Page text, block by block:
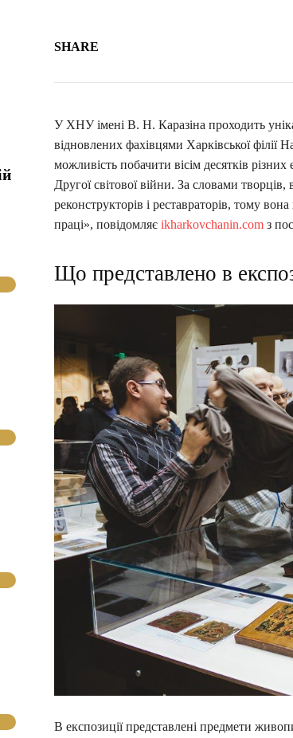
SHARE
У ХНУ імені В. Н. Каразіна проходить
відновлених фахівцями Харківської філії
можливість побачити вісім десятків
Другої світової війни. За словами
реконструкторів і реставраторів, тому
праці», повідомляє ikharkovchanin.com з
Що представлено в
В експозиції представлені предмети